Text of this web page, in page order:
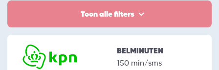
Toon alle filters
BELMINUTEN
150 min/sms